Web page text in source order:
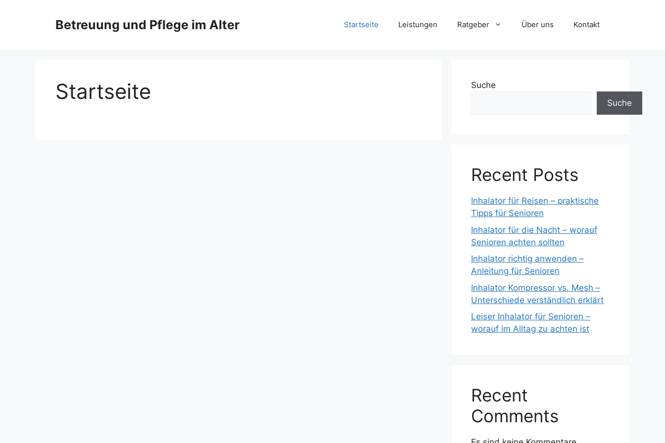
Betreuung und Pflege im Alter Startseite Leistungen Ratgeber Über uns Kontakt
Startseite
Suche
Suche
Recent Posts
Inhalator für Reisen – praktische
Tipps für Senioren
Inhalator für die Nacht – worauf
Senioren achten sollten
Inhalator richtig anwenden –
Anleitung für Senioren
Inhalator Kompressor vs. Mesh –
Unterschiede verständlich erklärt
Leiser Inhalator für Senioren –
worauf im Alltag zu achten ist
Recent
Comments